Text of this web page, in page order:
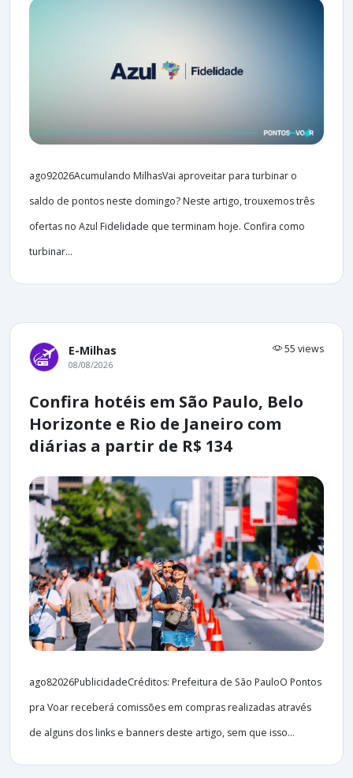
ago92026Acumulando MilhasVai aproveitar para turbinar o
saldo de pontos neste domingo? Neste artigo, trouxemos três
ofertas no Azul Fidelidade que terminam hoje. Confira como
turbinar...
E-Milhas 55 views
08/08/2026
Confira hotéis em São Paulo, Belo
Horizonte e Rio de Janeiro com
diárias a partir de R$ 134
ago82026PublicidadeCréditos: Prefeitura de São PauloO Pontos
pra Voar receberá comissões em compras realizadas através
de alguns dos links e banners deste artigo, sem que isso...